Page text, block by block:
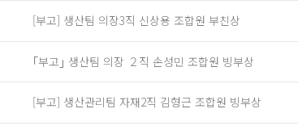
[부고] 생산팀 의장3직 신상용 조합원 부친상
｢부고｣ 생산팀 의장 ２직 손성민 조합원 빙부상
[부고] 생산관리팀 자재2직 김형근 조합원 빙부상